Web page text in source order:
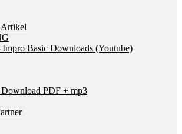
Impro Basic Downloads (Youtube)
PDF + mp3